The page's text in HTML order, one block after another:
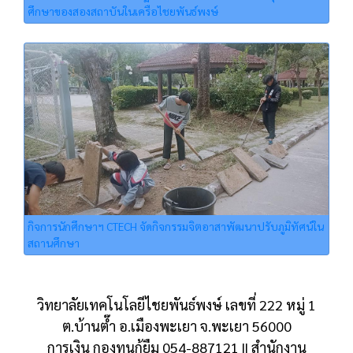
ศึกษาของสองสถาบันในเครือไชยพันธ์พงษ์
กิจการนักศึกษาฯ CTECH จัดกิจกรรมจิตอาสาพัฒนาปรับภูมิทัศน์ใน
สถานศึกษา
วิทยาลัยเทคโนโลยีไชยพันธ์พงษ์ เลขที่ 222 หมู่ 1
ต.บ้านต๊ำ อ.เมืองพะเยา จ.พะเยา 56000
การเงิน กองทุนกู้ยืม 054-887121 || สำนักงาน